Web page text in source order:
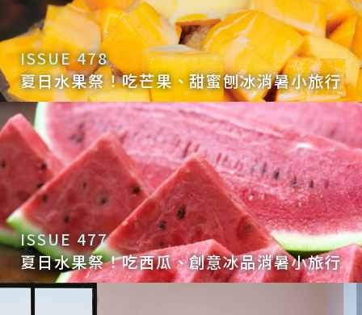
ISSUE 478
夏日水果祭！吃芒果、甜蜜刨冰消暑小旅行
ISSUE 477
夏日水果祭！吃西瓜、創意冰品消暑小旅行